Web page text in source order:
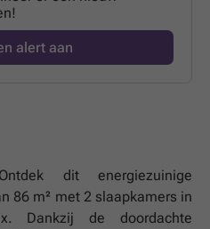
alert aan
dit energiezuinige
86 m² met 2 slaapkamers in
Dankzij de doordachte